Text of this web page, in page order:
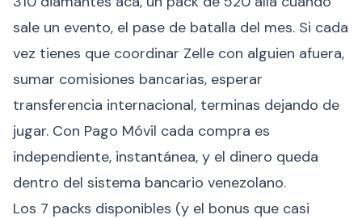
sale un evento, el pase de batalla del mes. Si cada
vez tienes que coordinar Zelle con alguien afuera,
sumar comisiones bancarias, esperar
transferencia internacional, terminas dejando de
jugar. Con Pago Móvil cada compra es
independiente, instantánea, y el dinero queda
dentro del sistema bancario venezolano.
Los 7 packs disponibles (y el bonus que casi